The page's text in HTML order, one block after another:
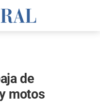
de
motos